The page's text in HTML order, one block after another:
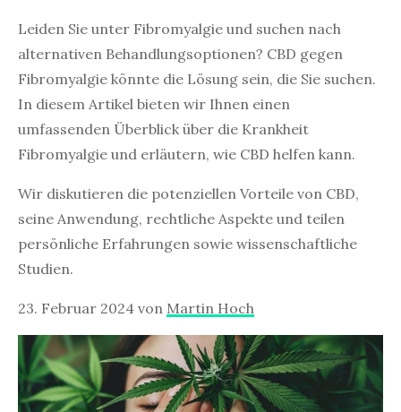
Leiden Sie unter Fibromyalgie und suchen nach
alternativen Behandlungsoptionen? CBD gegen
Fibromyalgie könnte die Lösung sein, die Sie suchen.
In diesem Artikel bieten wir Ihnen einen
umfassenden Überblick über die Krankheit
Fibromyalgie und erläutern, wie CBD helfen kann.
Wir diskutieren die potenziellen Vorteile von CBD,
seine Anwendung, rechtliche Aspekte und teilen
persönliche Erfahrungen sowie wissenschaftliche
Studien.
23. Februar 2024 von Martin Hoch